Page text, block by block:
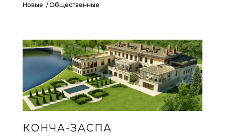
Новые Общественные
КОНЧА-ЗАСПА